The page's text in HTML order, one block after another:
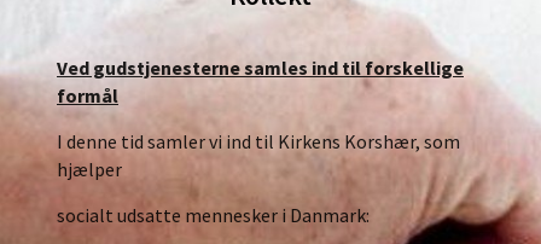
Ved gudstjenesterne samles ind til forskellige
formål
I denne tid samler vi ind til Kirkens Korshær, som
hjælper
socialt udsatte mennesker i Danmark: